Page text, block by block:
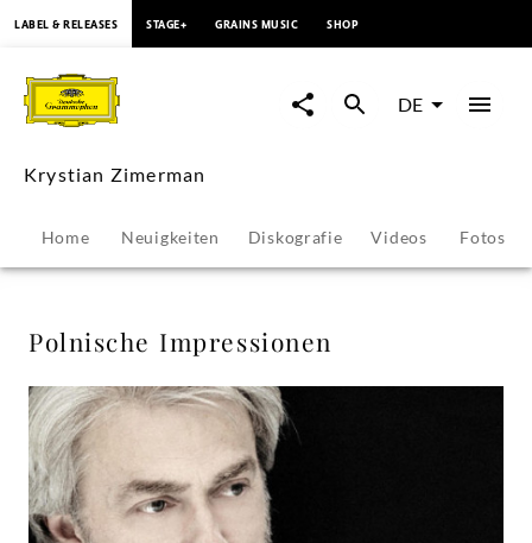
Polnische
Impressionen
Krystian
Zimerman
Deutsche
Grammophon
LABEL & RELEASES STAGE+ GRAINS MUSIC SHOP
DE
Krystian Zimerman
Home Neuigkeiten Diskografie Videos Fotos
Polnische Impressionen